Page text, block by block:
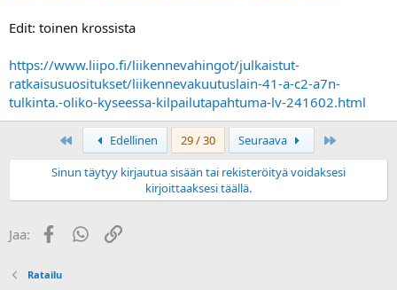
Edit: toinen krossista
https://www.liipo.fi/liikennevahingot/julkaistut-
ratkaisusuositukset/liikennevakuutuslain-41-a-c2-a7n-
tulkinta.-oliko-kyseessa-kilpailutapahtuma-lv-241602.html
Edellinen 29 / 30 Seuraava
Sinun täytyy kirjautua sisään tai rekisteröityä voidaksesi
kirjoittaaksesi täällä.
Jaa: FacebookWhatsApp
Linkki
Ratailu